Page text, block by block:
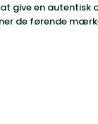
give en autentisk
de førende